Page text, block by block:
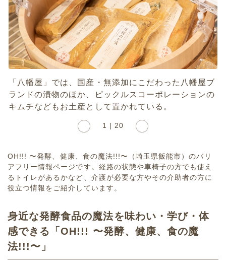
「八幡屋」では、国産・無添加にこだわった八幡屋ブ
ランドの漬物のほか、ピックルスコーポレーションの
キムチなどもお土産として置かれている。
1 | 20
OH!!! 〜発酵、健康、食の魔法!!!〜（埼玉県飯能市）のバリ
アフリー情報ページです。経路の状態や車椅子の方でも使え
るトイレがあるかなど、介護が必要な方やその介助者の方に
役立つ情報をご紹介しています。
身近な発酵食品の魔法を味わい・学び・体
感できる「OH!!! 〜発酵、健康、食の魔
法!!!〜」